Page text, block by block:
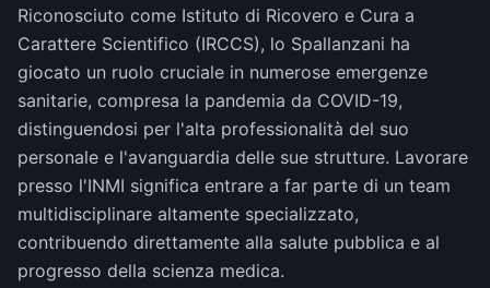
Riconosciuto come Istituto di Ricovero e Cura a
Carattere Scientifico (IRCCS), lo Spallanzani ha
giocato un ruolo cruciale in numerose emergenze
sanitarie, compresa la pandemia da COVID-19,
distinguendosi per l'alta professionalità del suo
personale e l'avanguardia delle sue strutture. Lavorare
presso l'INMI significa entrare a far parte di un team
multidisciplinare altamente specializzato,
contribuendo direttamente alla salute pubblica e al
progresso della scienza medica.